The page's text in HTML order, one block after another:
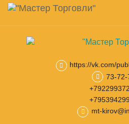
Skip
main
content
Навигация
https://vk.com/
73-72-
mt-
Корзина
товар(ов)
Нейтральное